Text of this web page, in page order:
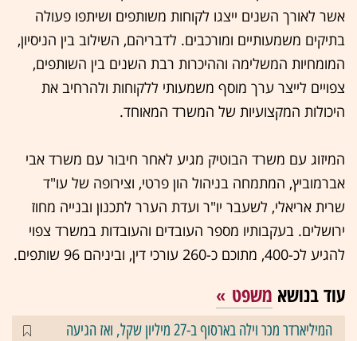
אשר לאורך השנים ייצגו לקוחות משותפים ושיתפו פעולה
בתיקים משמעותיים ומורכבים. לדבריהם, השילוב בין הניסיון,
המומחיות המשלימה וההיכרות רבת השנים בין השותפים,
צפויים לייצר ערך מוסף משמעותי ללקוחות ולהרחיב את
היכולות המקצועיות של המשרד המאוחד.
המיזוג עם משרד הבוטיק מגיע לאחר חיבור עם משרד אבי
אברמוביץ, המתמחה בניהול הון פרטי, וצירופה של עו"ד
שרית אריאלי, לשעבר יו"ר ועדת הערר לתכנון ובנייה מחוז
ירושלים. בעקבותיו מספר העובדים והעובדות במשרד צפוי
להגיע לכ-400, מתוכם כ-260 עורכי דין, וביניהם 96 שותפים.
עוד בנושא משפט
המיליארדר מכר וילה בארסוף ב-27 מיליון שקל, ואז הגיעה